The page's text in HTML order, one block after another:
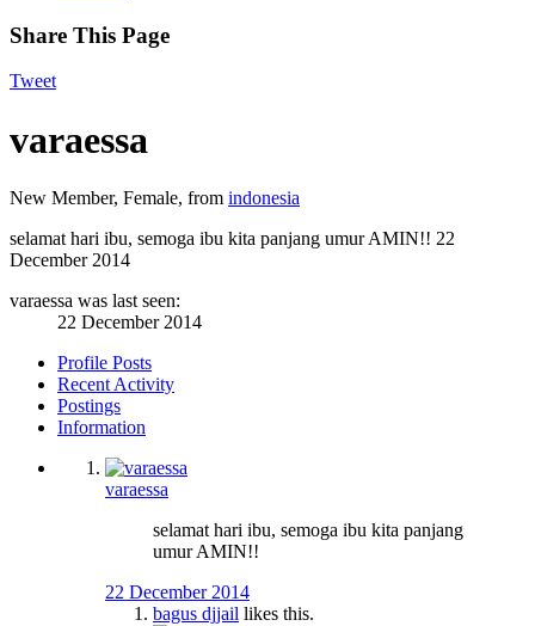
Share This Page
Tweet
varaessa
New Member, Female, from indonesia
selamat hari ibu, semoga ibu kita panjang umur AMIN!! 22
December 2014
varaessa was last seen:
22 December 2014
Profile Posts
Recent Activity
Postings
Information
varaessa
selamat hari ibu, semoga ibu kita panjang
umur AMIN!!
22 December 2014
bagus djjail likes this.